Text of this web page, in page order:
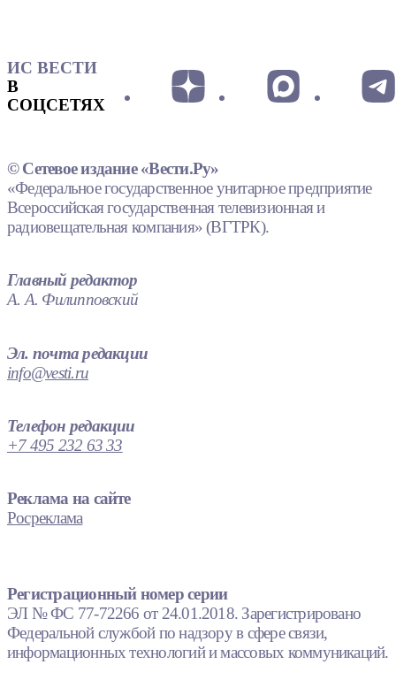
ИС ВЕСТИ
В
СОЦСЕТЯХ
© Сетевое издание «Вести.Ру»
«Федеральное государственное унитарное предприятие
Всероссийская государственная телевизионная и
радиовещательная компания» (ВГТРК).
Главный редактор
А. А. Филипповский
Эл. почта редакции
info@vesti.ru
Телефон редакции
+7 495 232 63 33
Реклама на сайте
Росреклама
Регистрационный номер серии
ЭЛ № ФС 77-72266 от 24.01.2018. Зарегистрировано
Федеральной службой по надзору в сфере связи,
информационных технологий и массовых коммуникаций.